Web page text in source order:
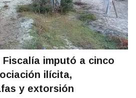
imputó a cinco
ilícita,
y extorsión